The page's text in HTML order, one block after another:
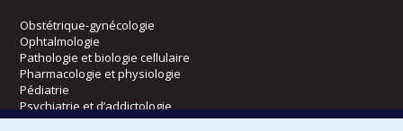
Obstétrique-gynécologie
Ophtalmologie
Pathologie et biologie cellulaire
Pharmacologie et physiologie
Pédiatrie
Psychiatrie et d’addictologie
Radiologie, radio-oncologie et médecine nucléaire